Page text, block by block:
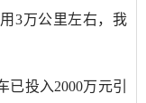
3万公里左右，我
已投入2000万元引